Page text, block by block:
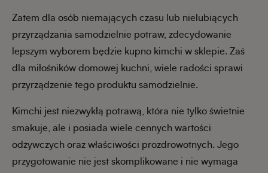
Zatem dla osób niemających czasu lub nielubiących
przyrządzania samodzielnie potraw, zdecydowanie
lepszym wyborem będzie kupno kimchi w sklepie. Zaś
dla miłośników domowej kuchni, wiele radości sprawi
przyrządzenie tego produktu samodzielnie.
Kimchi jest niezwykłą potrawą, która nie tylko świetnie
smakuje, ale i posiada wiele cennych wartości
odżywczych oraz właściwości prozdrowotnych. Jego
przygotowanie nie jest skomplikowane i nie wymaga